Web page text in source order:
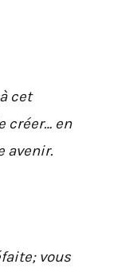
cet
créer… en
avenir.
vous